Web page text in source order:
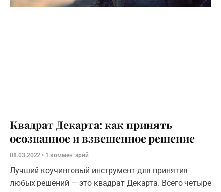
Квадрат Декарта: как принять
осознанное и взвешенное решение
08.03.2022 1 комментарий
Лучший коучинговый инструмент для принятия
любых решений — это квадрат Декарта. Всего четыре